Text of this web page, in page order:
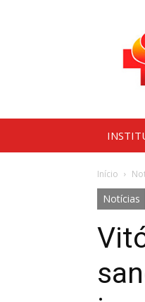
Início
Notícias